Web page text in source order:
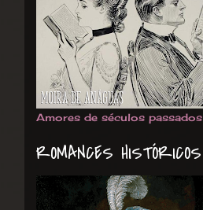
Amores de séculos passados
ROMANCES HISTÓRICOS